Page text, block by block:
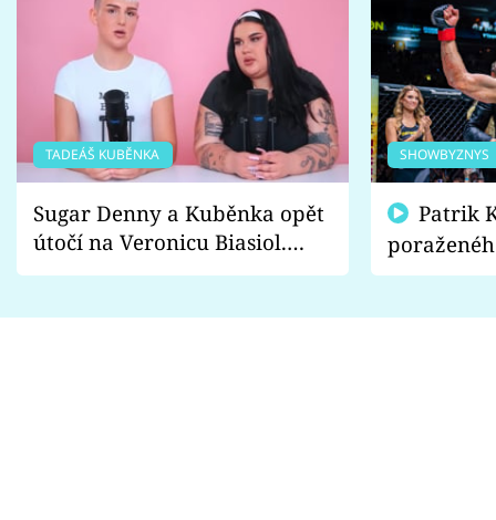
TADEÁŠ KUBĚNKA
Sugar Denny a Kuběnka opět
útočí na Veronicu Biasiol.
Proč je podle nich falešná a
SHOWBYZNYS
fanoušci